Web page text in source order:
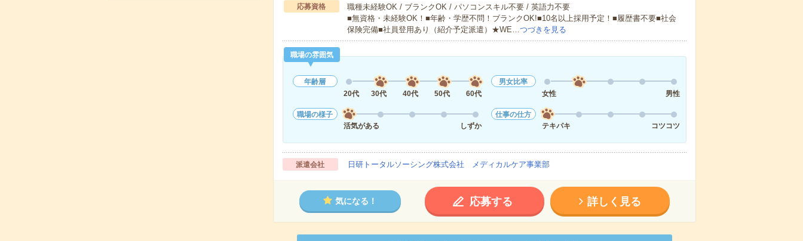
応募資格
職種未経験OK / ブランクOK / パソコンスキル不要 / 英語力不要
■無資格・未経験OK！■年齢・学歴不問！ブランクOK!■10名以上採用予定！■履歴書不要■社会
保険完備■社員登用あり（紹介予定派遣）★WE…つづきを見る
職場の雰囲気
年齢層
20代
30代 40代 50代 60代
男女比率
女性
男性
職場の様子
活気がある
しずか
仕事の仕方
テキパキ
コツコツ
派遣会社 日研トータルソーシング株式会社 メディカルケア事業部
気になる！ 応募する 詳しく見る